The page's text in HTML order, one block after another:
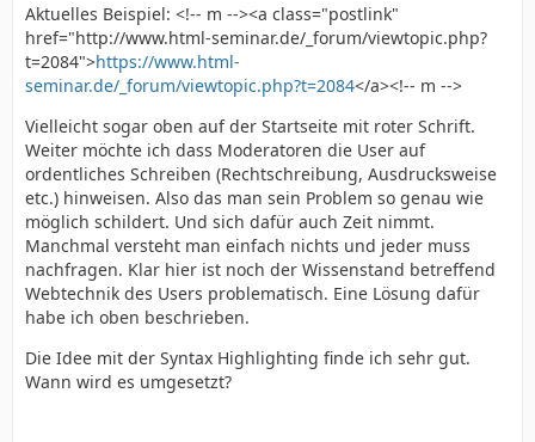
Aktuelles Beispiel: <!-- m --><a class="postlink"
href="http://www.html-seminar.de/_forum/viewtopic.php?
t=2084">https://www.html-
seminar.de/_forum/viewtopic.php?t=2084</a><!-- m -->
Vielleicht sogar oben auf der Startseite mit roter Schrift.
Weiter möchte ich dass Moderatoren die User auf
ordentliches Schreiben (Rechtschreibung, Ausdrucksweise
etc.) hinweisen. Also das man sein Problem so genau wie
möglich schildert. Und sich dafür auch Zeit nimmt.
Manchmal versteht man einfach nichts und jeder muss
nachfragen. Klar hier ist noch der Wissenstand betreffend
Webtechnik des Users problematisch. Eine Lösung dafür
habe ich oben beschrieben.
Die Idee mit der Syntax Highlighting finde ich sehr gut.
Wann wird es umgesetzt?